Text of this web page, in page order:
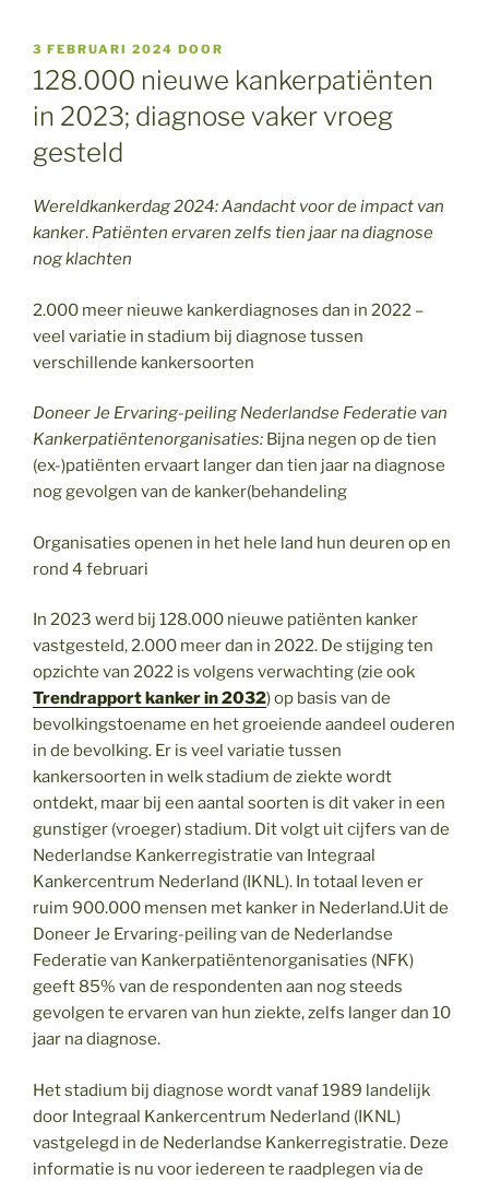
GEPLAATST
OP
3 FEBRUARI 2024 DOOR
128.000 nieuwe kankerpatiënten
in 2023; diagnose vaker vroeg
gesteld
Wereldkankerdag 2024: Aandacht voor de impact van
kanker. Patiënten ervaren zelfs tien jaar na diagnose
nog klachten
2.000 meer nieuwe kankerdiagnoses dan in 2022 –
veel variatie in stadium bij diagnose tussen
verschillende kankersoorten
Doneer Je Ervaring-peiling Nederlandse Federatie van
Kankerpatiëntenorganisaties: Bijna negen op de tien
(ex-)patiënten ervaart langer dan tien jaar na diagnose
nog gevolgen van de kanker(behandeling
Organisaties openen in het hele land hun deuren op en
rond 4 februari
In 2023 werd bij 128.000 nieuwe patiënten kanker
vastgesteld, 2.000 meer dan in 2022. De stijging ten
opzichte van 2022 is volgens verwachting (zie ook
Trendrapport kanker in 2032) op basis van de
bevolkingstoename en het groeiende aandeel ouderen
in de bevolking. Er is veel variatie tussen
kankersoorten in welk stadium de ziekte wordt
ontdekt, maar bij een aantal soorten is dit vaker in een
gunstiger (vroeger) stadium. Dit volgt uit cijfers van de
Nederlandse Kankerregistratie van Integraal
Kankercentrum Nederland (IKNL). In totaal leven er
ruim 900.000 mensen met kanker in Nederland.Uit de
Doneer Je Ervaring-peiling van de Nederlandse
Federatie van Kankerpatiëntenorganisaties (NFK)
geeft 85% van de respondenten aan nog steeds
gevolgen te ervaren van hun ziekte, zelfs langer dan 10
jaar na diagnose.
Het stadium bij diagnose wordt vanaf 1989 landelijk
door Integraal Kankercentrum Nederland (IKNL)
vastgelegd in de Nederlandse Kankerregistratie. Deze
informatie is nu voor iedereen te raadplegen via de